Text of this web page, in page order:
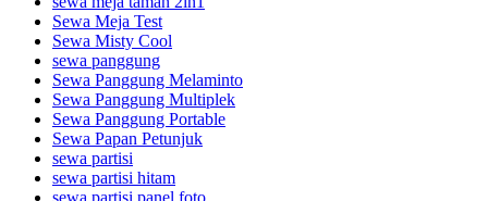
Sewa Meja Test
Sewa Misty Cool
sewa panggung
Sewa Panggung Melaminto
Sewa Panggung Multiplek
Sewa Panggung Portable
Sewa Papan Petunjuk
sewa partisi
sewa partisi hitam